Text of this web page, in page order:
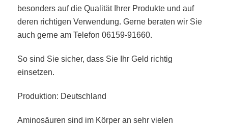
besonders auf die Qualität Ihrer Produkte und auf
deren richtigen Verwendung. Gerne beraten wir Sie
auch gerne am Telefon 06159-91660.
So sind Sie sicher, dass Sie Ihr Geld richtig
einsetzen.
Produktion: Deutschland
Aminosäuren sind im Körper an sehr vielen